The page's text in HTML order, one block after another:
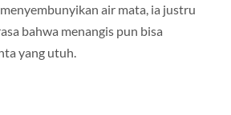
air mata, ia justru
bahwa menangis pun bisa
yang utuh.